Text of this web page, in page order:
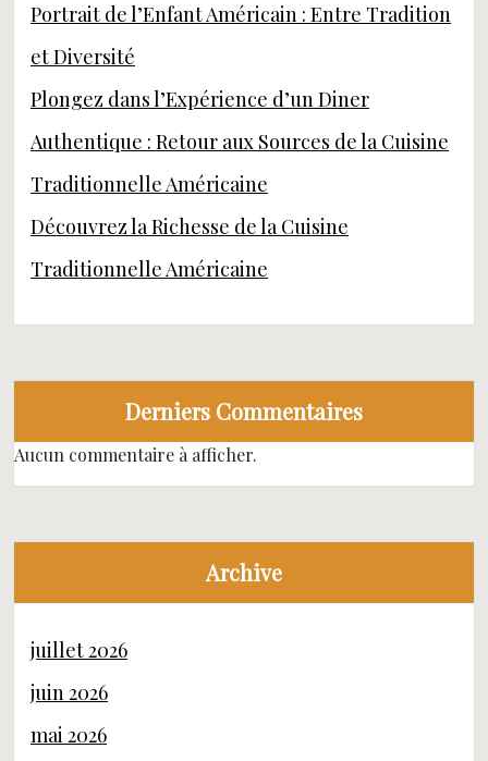
Portrait de l’Enfant Américain : Entre Tradition
et Diversité
Plongez dans l’Expérience d’un Diner
Authentique : Retour aux Sources de la Cuisine
Traditionnelle Américaine
Découvrez la Richesse de la Cuisine
Traditionnelle Américaine
Derniers Commentaires
Aucun commentaire à afficher.
Archive
juillet 2026
juin 2026
mai 2026